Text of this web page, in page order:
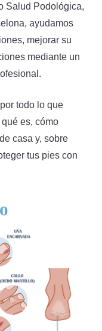
Salud Podológica,
ayudamos
mejorar su
mediante un
todo lo que
es, cómo
casa y, sobre
tus pies con